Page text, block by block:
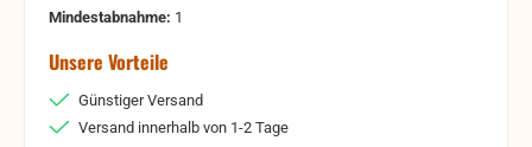
Mindestabnahme: 1
Unsere Vorteile
Günstiger Versand
Versand innerhalb von 1-2 Tage